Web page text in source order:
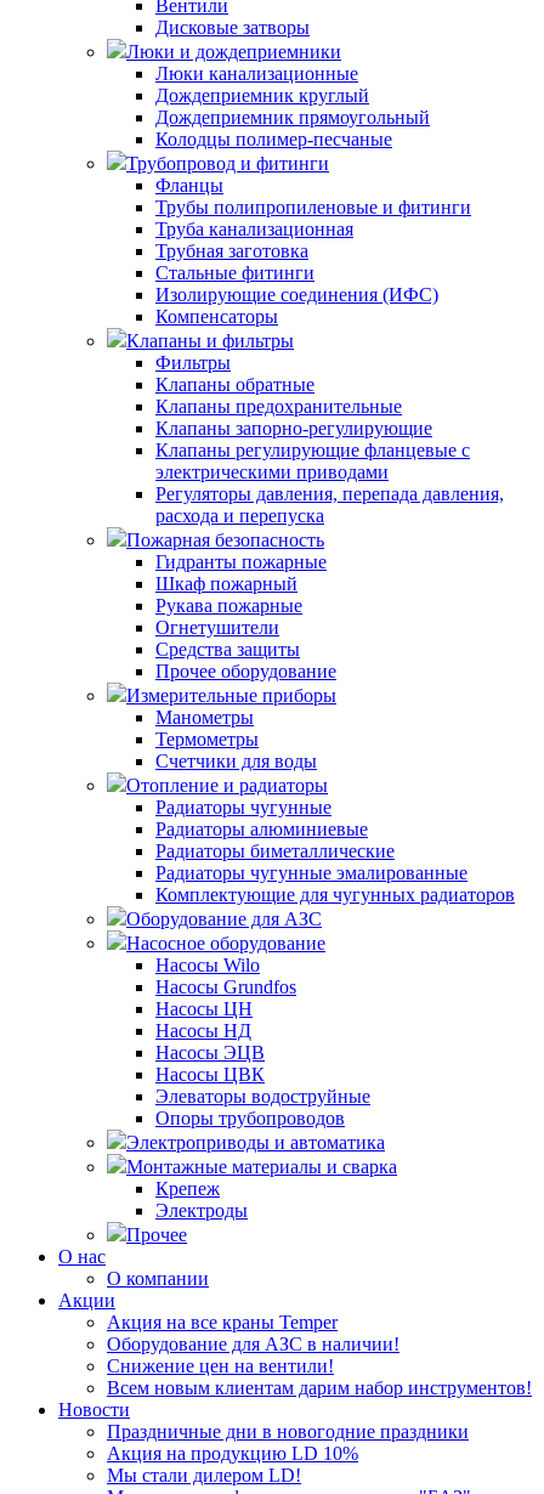
Вентили
Дисковые затворы
Люки и дождеприемники
Люки канализационные
Дождеприемник круглый
Дождеприемник прямоугольный
Колодцы полимер-песчаные
Трубопровод и фитинги
Фланцы
Трубы полипропиленовые и фитинги
Труба канализационная
Трубная заготовка
Стальные фитинги
Изолирующие соединения (ИФС)
Компенсаторы
Клапаны и фильтры
Фильтры
Клапаны обратные
Клапаны предохранительные
Клапаны запорно-регулирующие
Клапаны регулирующие фланцевые с
электрическими приводами
Регуляторы давления, перепада давления,
расхода и перепуска
Пожарная безопасность
Гидранты пожарные
Шкаф пожарный
Рукава пожарные
Огнетушители
Средства защиты
Прочее оборудование
Измерительные приборы
Манометры
Термометры
Счетчики для воды
Отопление и радиаторы
Радиаторы чугунные
Радиаторы алюминиевые
Радиаторы биметаллические
Радиаторы чугунные эмалированные
Комплектующие для чугунных радиаторов
Оборудование для АЗС
Насосное оборудование
Насосы Wilo
Насосы Grundfos
Насосы ЦН
Насосы НД
Насосы ЭЦВ
Насосы ЦВК
Элеваторы водоструйные
Опоры трубопроводов
Электроприводы и автоматика
Монтажные материалы и сварка
Крепеж
Электроды
Прочее
О нас
О компании
Акции
Акция на все краны Temper
Оборудование для АЗС в наличии!
Снижение цен на вентили!
Всем новым клиентам дарим набор инструментов!
Новости
Праздничные дни в новогодние праздники
Акция на продукцию LD 10%
Мы стали дилером LD!